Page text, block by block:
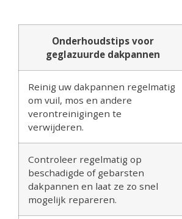
Onderhoudstips voor
geglazuurde dakpannen
Reinig uw dakpannen regelmatig
om vuil, mos en andere
verontreinigingen te
verwijderen.
Controleer regelmatig op
beschadigde of gebarsten
dakpannen en laat ze zo snel
mogelijk repareren.